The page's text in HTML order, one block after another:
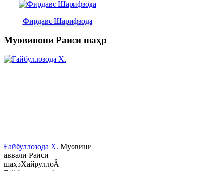
Фирдавс Шарифзода
Муовинони Раиси шаҳр
Ғайбуллозода Х. Муовини
аввали Раиси
шаҳрХайруллоÂ